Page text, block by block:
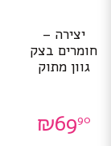
יצירה –
חומרים בצק
גוון מתוק
₪6990